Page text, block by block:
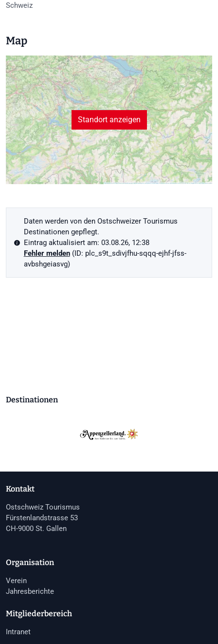
Schweiz
Map
Standort anzeigen
Daten werden von den Ostschweizer Tourismus
Destinationen gepflegt.
Eintrag aktualisiert am: 03.08.26, 12:38
Fehler melden(ID: plc_s9t_sdivjfhu-sqqq-ejhf-jfss-
avbshgeiasvg)
Destinationen
Kontakt
Ostschweiz Tourismus
Fürstenlandstrasse 53
CH-9000 St. Gallen
Organisation
Verein
Jahresberichte
Mitgliederbereich
Intranet